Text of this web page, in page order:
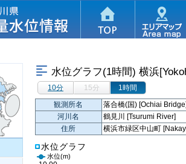
水位グラフ(1時間) 横浜
10分 15分
1時間
観測所名
落合橋(国) [Ochiai
河川名
鶴見川 [Tsurumi River]
住所
横浜市緑区中山町
水位グラフ
水位(m)